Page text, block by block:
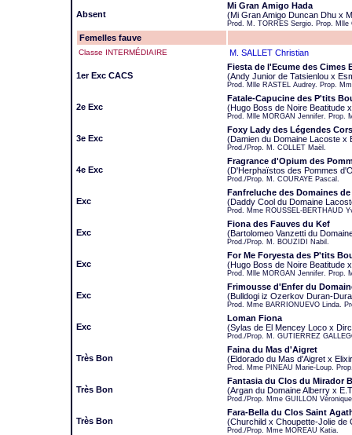
Absent
Mi Gran Amigo Hada
(Mi Gran Amigo Duncan Dhu x
Prod. M. TORRES Sergio. Prop. Mlle
Femelles fauve
Classe INTERMÉDIAIRE M. SALLET Christian
1er Exc CACS
Fiesta de l'Ecume des Cimes
(Andy Junior de Tatsienlou x
Prod. Mlle RASTEL Audrey. Prop.
2e Exc
Fatale-Capucine des P'tits
(Hugo Boss de Noire Beatitude
Prod. Mlle MORGAN Jennifer. Prop.
3e Exc
Foxy Lady des Légendes
(Damien du Domaine Lacoste x
Prod./Prop. M. COLLET Maël.
4e Exc
Fragrance d'Opium des
(D'Herphaïstos des Pommes
Prod./Prop. M. COURAYE Pascal.
Exc
Fanfreluche des Domaines de
(Daddy Cool du Domaine
Prod. Mme ROUSSEL-BERTHAUD
Exc
Fiona des Fauves du Kef
(Bartolomeo Vanzetti du
Prod./Prop. M. BOUZIDI Nabil.
Exc
For Me Foryesta des P'tits
(Hugo Boss de Noire Beatitude
Prod. Mlle MORGAN Jennifer. Prop.
Exc
Frimousse d'Enfer du
(Bulldogi iz Ozerkov Duran-
Prod. Mme BARRIONUEVO Linda.
Exc
Loman Fiona
(Sylas de El Mencey Loco x
Prod./Prop. M. GUTIERREZ
Très Bon
Faina du Mas d'Aigret
(Eldorado du Mas d'Aigret x
Prod. Mme PINEAU Marie-Loup.
Très Bon
Fantasia du Clos du Mirador
(Argan du Domaine Alberry x
Prod./Prop. Mme GUILLON
Très Bon
Fara-Bella du Clos Saint
(Churchild x Choupette-Jolie de
Prod./Prop. Mme MOREAU Katia.